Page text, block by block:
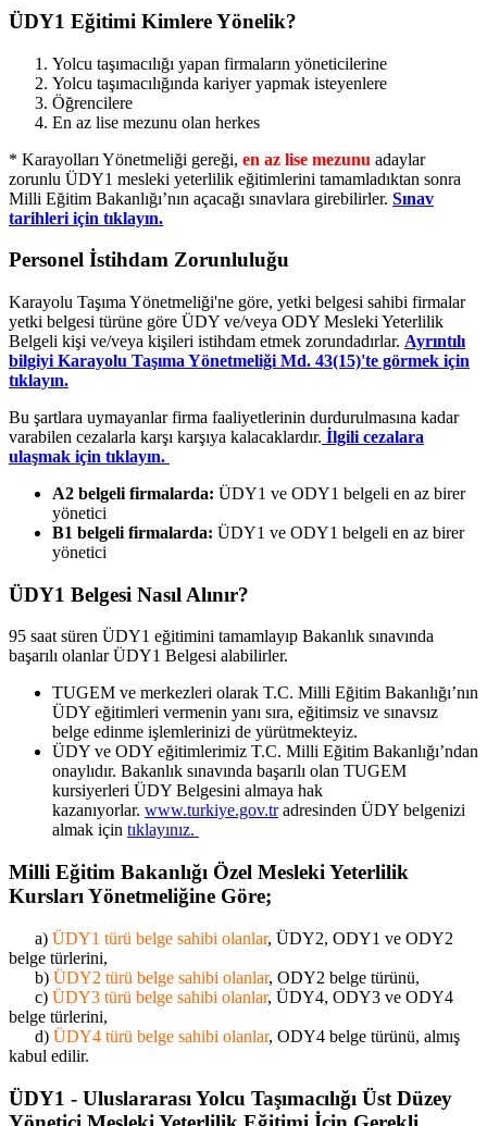
ÜDY1 Eğitimi Kimlere Yönelik?
Yolcu taşımacılığı yapan firmaların yöneticilerine
Yolcu taşımacılığında kariyer yapmak isteyenlere
Öğrencilere
En az lise mezunu olan herkes
* Karayolları Yönetmeliği gereği, en az lise mezunu adaylar
zorunlu ÜDY1 mesleki yeterlilik eğitimlerini tamamladıktan sonra
Milli Eğitim Bakanlığı’nın açacağı sınavlara girebilirler. Sınav
tarihleri için tıklayın.
Personel İstihdam Zorunluluğu
Karayolu Taşıma Yönetmeliği'ne göre, yetki belgesi sahibi firmalar
yetki belgesi türüne göre ÜDY ve/veya ODY Mesleki Yeterlilik
Belgeli kişi ve/veya kişileri istihdam etmek zorundadırlar. Ayrıntılı
bilgiyi Karayolu Taşıma Yönetmeliği Md. 43(15)'te görmek için
tıklayın.
Bu şartlara uymayanlar firma faaliyetlerinin durdurulmasına kadar
varabilen cezalarla karşı karşıya kalacaklardır. İlgili cezalara
ulaşmak için tıklayın.
A2 belgeli firmalarda: ÜDY1 ve ODY1 belgeli en az birer
yönetici
B1 belgeli firmalarda: ÜDY1 ve ODY1 belgeli en az birer
yönetici
ÜDY1 Belgesi Nasıl Alınır?
95 saat süren ÜDY1 eğitimini tamamlayıp Bakanlık sınavında
başarılı olanlar ÜDY1 Belgesi alabilirler.
TUGEM ve merkezleri olarak T.C. Milli Eğitim Bakanlığı’nın
ÜDY eğitimleri vermenin yanı sıra, eğitimsiz ve sınavsız
belge edinme işlemlerinizi de yürütmekteyiz.
ÜDY ve ODY eğitimlerimiz T.C. Milli Eğitim Bakanlığı’ndan
onaylıdır. Bakanlık sınavında başarılı olan TUGEM
kursiyerleri ÜDY Belgesini almaya hak
kazanıyorlar. www.turkiye.gov.tradresinden ÜDY belgenizi
almak için tıklayınız.
Milli Eğitim Bakanlığı Özel Mesleki Yeterlilik
Kursları Yönetmeliğine Göre;
a) ÜDY1 türü belge sahibi olanlar, ÜDY2, ODY1 ve ODY2
belge türlerini,
b) ÜDY2 türü belge sahibi olanlar, ODY2 belge türünü,
c) ÜDY3 türü belge sahibi olanlar, ÜDY4, ODY3 ve ODY4
belge türlerini,
d) ÜDY4 türü belge sahibi olanlar, ODY4 belge türünü, almış
kabul edilir.
ÜDY1 - Uluslararası Yolcu Taşımacılığı Üst Düzey